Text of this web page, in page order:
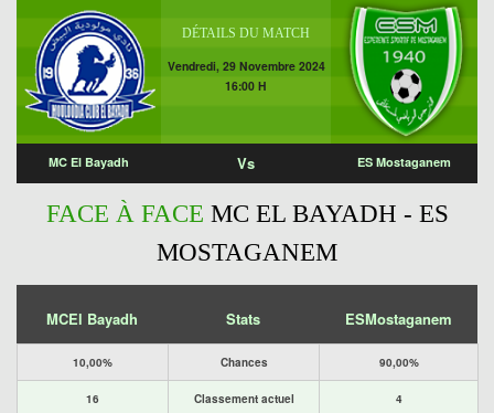
DÉTAILS DU MATCH
Vendredi, 29 Novembre 2024
16:00 H
MC El Bayadh Vs ES Mostaganem
FACE À FACE MC EL BAYADH - ES
MOSTAGANEM
MCEl Bayadh Stats ESMostaganem
10,00% Chances 90,00%
16 Classement actuel 4